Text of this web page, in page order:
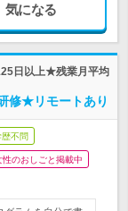
気になる
日以上★残業月平均
修★リモートあり
歴不問
性のおしごと掲載中